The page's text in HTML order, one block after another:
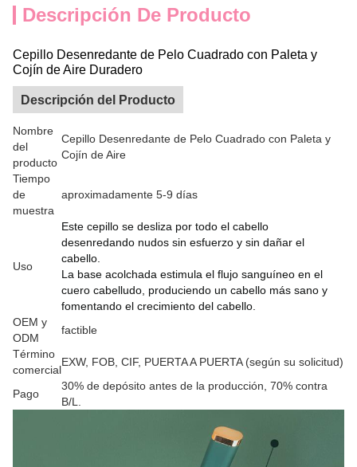
Descripción De Producto
Cepillo Desenredante de Pelo Cuadrado con Paleta y
Cojín de Aire Duradero
Descripción del Producto
Nombre
del
producto
Cepillo Desenredante de Pelo Cuadrado con Paleta y
Cojín de Aire
Tiempo
de
muestra
aproximadamente 5-9 días
Uso
Este cepillo se desliza por todo el cabello
desenredando nudos sin esfuerzo y sin dañar el
cabello.
La base acolchada estimula el flujo sanguíneo en el
cuero cabelludo, produciendo un cabello más sano y
fomentando el crecimiento del cabello.
OEM y
ODM
factible
Término
comercial
EXW, FOB, CIF, PUERTA A PUERTA (según su solicitud)
Pago
30% de depósito antes de la producción, 70% contra
B/L.